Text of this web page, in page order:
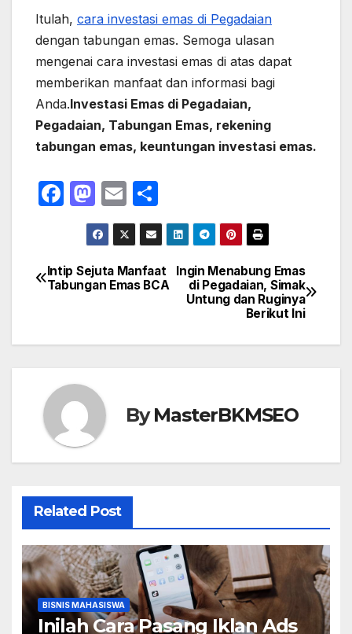
Itulah, cara investasi emas di Pegadaian
dengan tabungan emas. Semoga ulasan
mengenai cara investasi emas di atas dapat
memberikan manfaat dan informasi bagi
Anda.Investasi Emas di Pegadaian,
Pegadaian, Tabungan Emas, rekening
tabungan emas, keuntungan investasi emas.
F
e
b
o
M
a
st
o
d
n
E
m
ail
h
ar
e
Navigasi
Ingin Menabung Emas
di Pegadaian, Simak
Untung dan Ruginya
Berikut Ini
Intip Sejuta Manfaat
Tabungan Emas BCA
ByMasterBKMSEO
Related Post
BISNIS MAHASISWA
Inilah Cara Pasang Iklan Ads